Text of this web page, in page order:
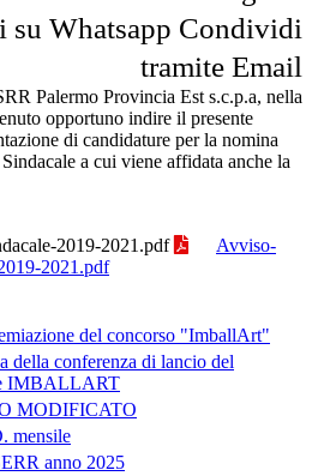
Whatsapp Condividi
tramite Email
Palermo Provincia Est s.c.p.a, nella
opportuno indire il presente
di candidature per la nomina
a cui viene affidata anche la
2019-2021.pdf
Avviso-
2021.pdf
del concorso "ImballArt"
della conferenza di lancio del
IMBALLART
MODIFICATO
mensile
anno 2025